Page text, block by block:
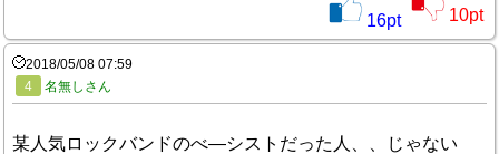
16pt 10pt
2018/05/08 07:59
4
名無しさん
某人気ロックバンドのべ―シストだった人、、じゃない